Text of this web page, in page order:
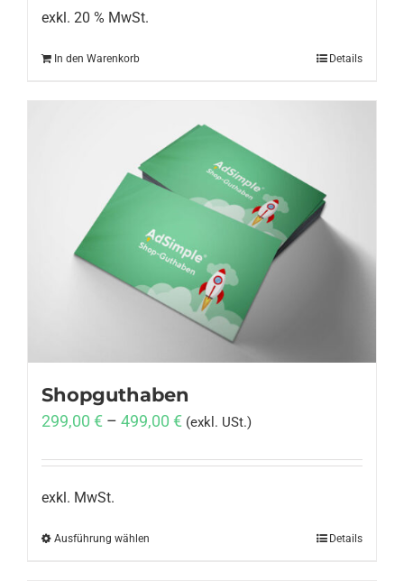
199,00 €
exkl. 20 % MwSt.
In den Warenkorb Details
Shopguthaben
299,00 € – 499,00 € (exkl. USt.)
exkl. MwSt.
Ausführung wählen Details